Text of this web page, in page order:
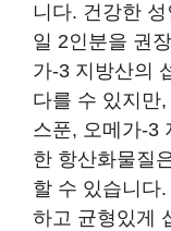
니다. 건강한
일 2인분을 권
가-3 지방산의
다를 수 있지만
스푼, 오메가-3
한 항산화물질
할 수 있습니다
하고 균형있게